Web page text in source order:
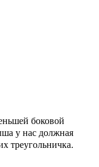
боковой
у нас должная
треугольничка.